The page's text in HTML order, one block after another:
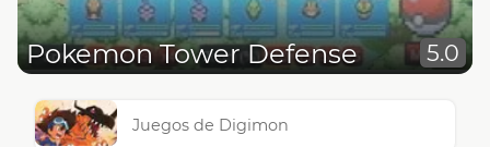
Pokemon Tower Defense 5.0
Juegos de Digimon